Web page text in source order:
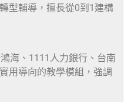
型輔導，擅長從0到1建構
海、1111人力銀行、台南
用導向的教學模組，強調